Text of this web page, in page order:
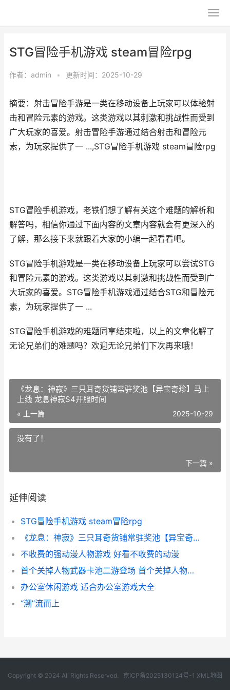
STG冒险手机游戏 steam冒险rpg
作者： admin • 更新时间：2025-10-29
摘要：射击冒险手游是一类在移动设备上玩家可以体验射
击和冒险元素的游戏。这类游戏以其刺激和挑战性而受到
广大玩家的喜爱。射击冒险手游通过结合射击和冒险元
素，为玩家提供了一 ...,STG冒险手机游戏 steam冒险rpg
STG冒险手机游戏，老铁们想了解有关这个难题的解析和
解答吗，相信你通过下面内容的文章内容就会有更深入的
了解，那么接下来就跟着大家的小编一起看看吧。
STG冒险手机游戏是一类在移动设备上玩家可以尝试STG
和冒险元素的游戏。这类游戏以其刺激和挑战性而受到广
大玩家的喜爱。STG冒险手机游戏通过结合STG和冒险元
素，为玩家提供了一 ...
STG冒险手机游戏的难题同享结束啦，以上的文章化解了
无论兄弟们的难题吗？欢迎无论兄弟们下次再来哦！
《龙息：神寂》三只耳奇货铺常驻奖池【异宝奇珍】马上
上线 龙息神寂S4开服时间
« 上一篇 2025-10-29
没有了！
下一篇 »
延伸阅读
STG冒险手机游戏 steam冒险rpg
《龙息：神寂》三只耳奇货铺常驻奖池【异宝奇珍】马上上线 龙息神寂S4开服时间
不收费的强动漫人物游戏 好看不收费的动漫
首个关掉人物武器卡池二游登场 首个关掉人物武功的人
办公室休闲游戏 适合办公室游戏大全
“溯”流而上
Copyright © 2024 All Rights Reserved. 京ICP备2025130124号-1 XML地图